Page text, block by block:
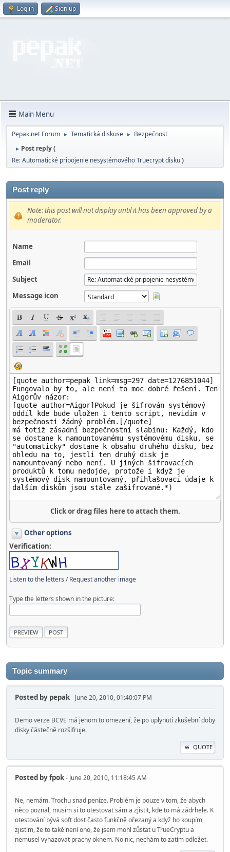
Log in Sign up
Main Menu
Pepak.net Forum ► Tematická diskuse ► Bezpečnost
► Post reply (
Re: Automatické pripojenie nesystémového Truecrypt disku)
Post reply
Note: this post will not display until it has been approved by a
moderator.
Name
Email
Subject
Message icon
Click or drag files here to attach them.
Other options
Verification:
Listen to the letters /Request another image
Type the letters shown in the picture:
Topic summary
Posted by pepak- June 20, 2010, 01:40:07 PM
Demo verze BCVE má jenom to omezení, že po uplynutí zkušební doby
disky částečně rozšifruje.
QUOTE
Posted byfpok- June 20, 2010, 11:18:45 AM
Ne, nemám. Trochu snad peníze. Problém je pouze v tom, že abych
něco poznal, musím si to otestovat sám a zjistit, kde to má zádrhele. K
otestování bývá soft dost často funkčně ořezaný a když ho koupím,
zjistím, že to také není ono, že jsem mohl zůstat u TrueCryptu a
nemusel vyhazovat prachy oknem. No nic, nechám to zatím odležet.